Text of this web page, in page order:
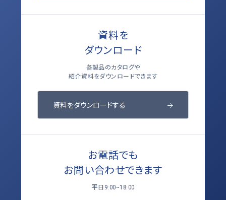
資料を
ダウンロード
各製品のカタログや
紹介資料をダウンロードできます
資料をダウンロードする
お電話でも
お問い合わせできます
平日 9:00~18:00